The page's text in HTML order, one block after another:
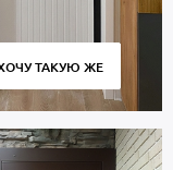
ТАКУЮ ЖЕ